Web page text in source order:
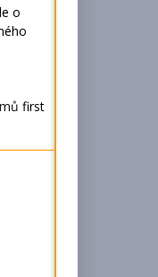
o
first